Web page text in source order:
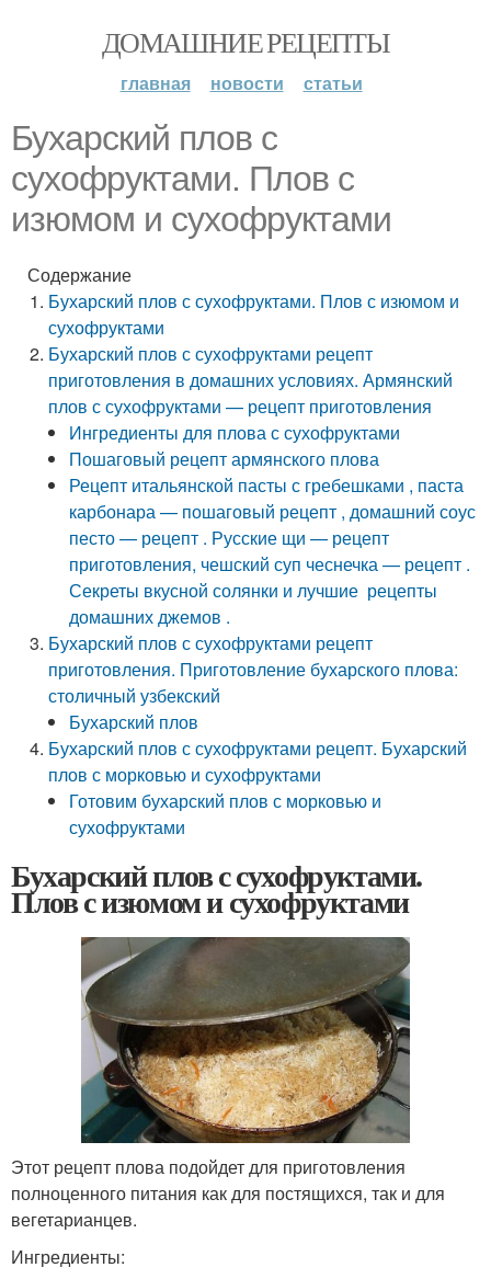
ДОМАШНИЕ РЕЦЕПТЫ
главная новости статьи
Бухарский плов с
сухофруктами. Плов с
изюмом и сухофруктами
Содержание
Бухарский плов с сухофруктами. Плов с изюмом и
сухофруктами
Бухарский плов с сухофруктами рецепт
приготовления в домашних условиях. Армянский
плов с сухофруктами — рецепт приготовления
Ингредиенты для плова с сухофруктами
Пошаговый рецепт армянского плова
Рецепт итальянской пасты с гребешками , паста
карбонара — пошаговый рецепт , домашний соус
песто — рецепт . Русские щи — рецепт
приготовления, чешский суп чеснечка — рецепт .
Секреты вкусной солянки и лучшие рецепты
домашних джемов .
Бухарский плов с сухофруктами рецепт
приготовления. Приготовление бухарского плова:
столичный узбекский
Бухарский плов
Бухарский плов с сухофруктами рецепт. Бухарский
плов с морковью и сухофруктами
Готовим бухарский плов с морковью и
сухофруктами
Бухарский плов с сухофруктами.
Плов с изюмом и сухофруктами
Этот рецепт плова подойдет для приготовления
полноценного питания как для постящихся, так и для
вегетарианцев.
Ингредиенты: